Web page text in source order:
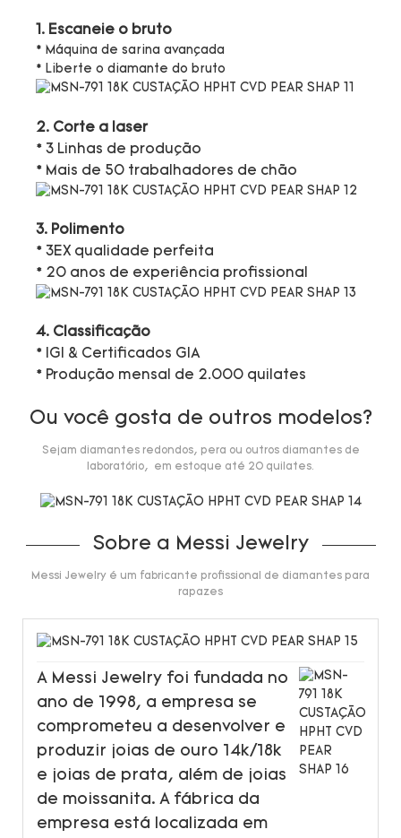
1. Escaneie o bruto
* Máquina de sarina avançada
* Liberte o diamante do bruto
2. Corte a laser
* 3 Linhas de produção
* Mais de 50 trabalhadores de chão
3. Polimento
* 3EX qualidade perfeita
* 20 anos de experiência profissional
4. Classificação
* IGI & Certificados GIA
* Produção mensal de 2.000 quilates
Ou você gosta de outros modelos?
Sejam diamantes redondos, pera ou outros diamantes de
laboratório, em estoque até 20 quilates.
Sobre a Messi Jewelry
Messi Jewelry é um fabricante profissional de diamantes para
rapazes
A Messi Jewelry foi fundada no
ano de 1998, a empresa se
comprometeu a desenvolver e
produzir joias de ouro 14k/18k
e joias de prata, além de joias
de moissanita. A fábrica da
empresa está localizada em